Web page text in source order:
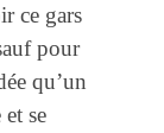
ce gars
pour
qu’un
se